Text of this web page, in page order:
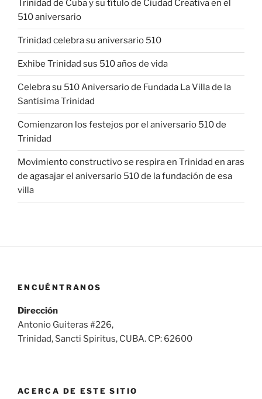
Trinidad de Cuba y su título de Ciudad Creativa en el
510 aniversario
Trinidad celebra su aniversario 510
Exhibe Trinidad sus 510 años de vida
Celebra su 510 Aniversario de Fundada La Villa de la
Santísima Trinidad
Comienzaron los festejos por el aniversario 510 de
Trinidad
Movimiento constructivo se respira en Trinidad en aras
de agasajar el aniversario 510 de la fundación de esa
villa
ENCUÉNTRANOS
Dirección
Antonio Guiteras #226,
Trinidad, Sancti Spiritus, CUBA. CP: 62600
ACERCA DE ESTE SITIO